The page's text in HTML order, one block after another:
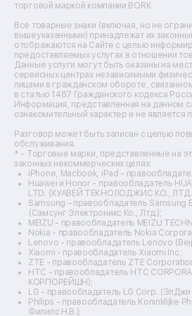
Ремонт вытяжек
Ремонт источников
Ремонт пароварок
Ремонт микшерных пультов
Ремонт dj-пультов
Ремонт кухонных плит
Ремонт стедикамов
Ремонт оптических прицелов
Ремонт электровелосипедов
Ремонт видеокамер
Ремонт эхолотов
Ремонт 3d-принтеров
Ремонт прицелов ночного
Ремонт винных шкафов
Ремонт выпрямителей
Ремонт сушилок для рук
Ремонт дальномеров
Ремонт снегоуборщиков
торговой маркой компании BORK.
Все товарные знаки (включая, но не
вышеуказанными) принадлежат их
отображаются на Сайте с целью
предоставляемых услугах в отношении
Данные услуги могут быть оказаны на
сервисных центрах независимыми
лицами в гражданском обороте,
в статью 1487 Гражданского кодекса
Информация, представленная на данном
ознакомительный характер и не является
Разговор может быть записан с целью
обслуживания.
* - Торговые марки, представленные на
законных некоммерческих целях.
iPhone, Macbook, iPad -
Huawei и Honor - правообладатель
LTD. (ХУАВЕЙ ТЕКНОЛОДЖИС КО.,
Samsung – правообладатель Samsung
(Самсунг Электроникс Ко., Лтд.);
MEIZU - правообладатель MEIZU
Nokia - правообладатель Nokia
Lenovo - правообладатель Lenovo
Xiaomi - правообладатель Xiaomi Inc.;
ZTE - правообладатель ZTE
HTC - правообладатель HTC
КОРПОРЕЙШН);
LG - правообладатель LG Corp. (ЭлДжи
Philips - правообладатель Koninklijke
Филипс Н.В.);